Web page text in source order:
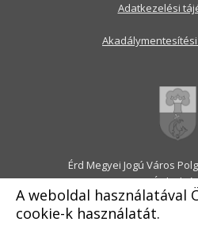
A weboldal használatával
cookie-k használatát.
Érd Megyei Jogú Város
2030 Érd, Alsó
Levélcím: 2031
E-mail:
Adatkezelési